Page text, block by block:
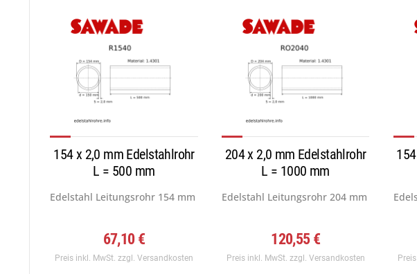
154 x 2,0 mm Edelstahlrohr
L = 500 mm
Edelstahl Leitungsrohr 154 mm x 2,0 mm, Werkstoff:...
67,10 €
Preis inkl. MwSt. zzgl. Versandkosten
204 x 2,0 mm Edelstahlrohr
L = 1000 mm
Edelstahl Leitungsrohr 204 mm x 2,0
120,55 €
Preis inkl. MwSt. zzgl. Versandkosten